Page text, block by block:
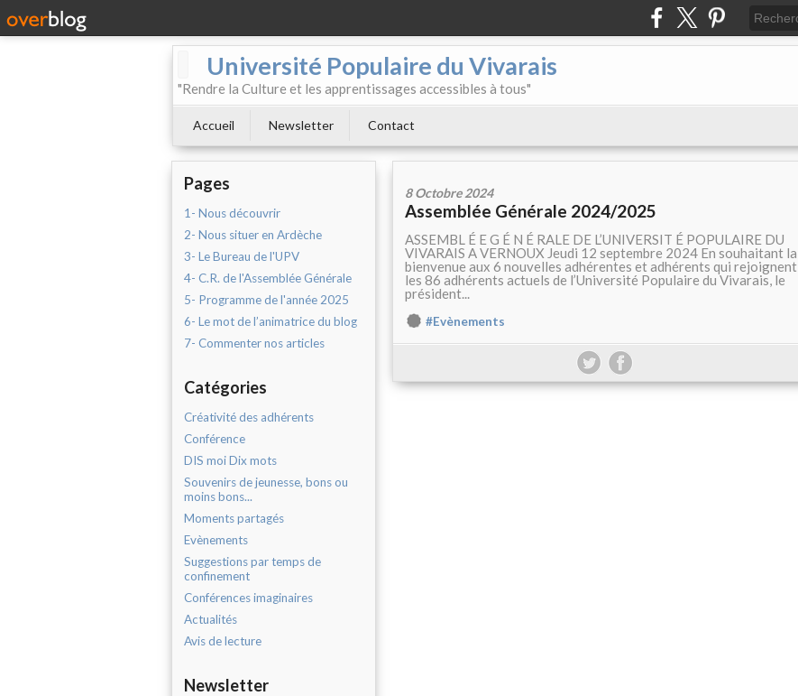
Université Populaire du Vivarais
"Rendre la Culture et les apprentissages accessibles à tous"
Accueil Newsletter Contact
Pages
1- Nous découvrir
2- Nous situer en Ardèche
3- Le Bureau de l'UPV
4- C.R. de l'Assemblée Générale
5- Programme de l'année 2025
6- Le mot de l’animatrice du blog
7- Commenter nos articles
Catégories
Créativité des adhérents
Conférence
DIS moi Dix mots
Souvenirs de jeunesse, bons ou
moins bons...
Moments partagés
Evènements
Suggestions par temps de
confinement
Conférences imaginaires
Actualités
Avis de lecture
Newsletter
8 Octobre 2024
Assemblée Générale 2024/2025
ASSEMBL É E G É N É RALE DE L’UNIVERSIT É POPULAIRE DU
VIVARAIS A VERNOUX Jeudi 12 septembre 2024 En souhaitant la
bienvenue aux 6 nouvelles adhérentes et adhérents qui rejoignent
les 86 adhérents actuels de l’Université Populaire du Vivarais, le
président...
#Evènements